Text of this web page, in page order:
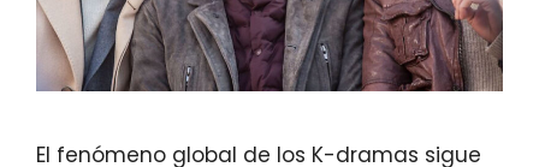
El fenómeno global de los K-dramas sigue